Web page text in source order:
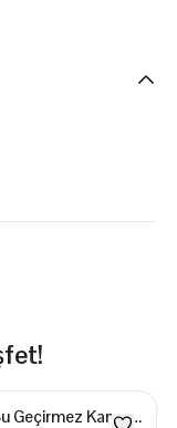
Geçirmez Kanvas